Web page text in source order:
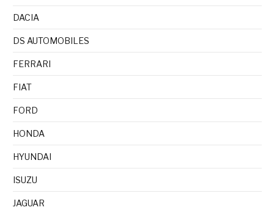
DACIA
DS AUTOMOBILES
FERRARI
FIAT
FORD
HONDA
HYUNDAI
ISUZU
JAGUAR